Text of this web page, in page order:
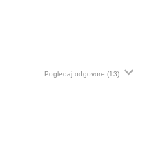
Pogledaj odgovore (13)